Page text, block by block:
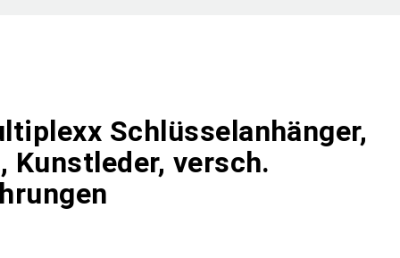
Schlüsselanhänger,
Kunstleder, versch.